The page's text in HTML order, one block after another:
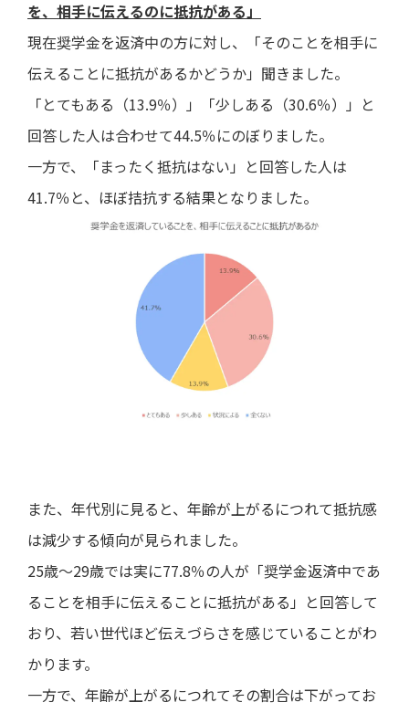
を、相手に伝えるのに抵抗がある」
現在奨学金を返済中の方に対し、「そのことを相手に
伝えることに抵抗があるかどうか」聞きました。
「とてもある（13.9％）」「少しある（30.6％）」と
回答した人は合わせて44.5％にのぼりました。
一方で、「まったく抵抗はない」と回答した人は
41.7％と、ほぼ拮抗する結果となりました。
また、年代別に見ると、年齢が上がるにつれて抵抗感
は減少する傾向が見られました。
25歳～29歳では実に77.8％の人が「奨学金返済中であ
ることを相手に伝えることに抵抗がある」と回答して
おり、若い世代ほど伝えづらさを感じていることがわ
かります。
一方で、年齢が上がるにつれてその割合は下がってお